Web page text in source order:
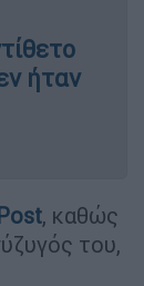
ήταν
, καθώς
του,